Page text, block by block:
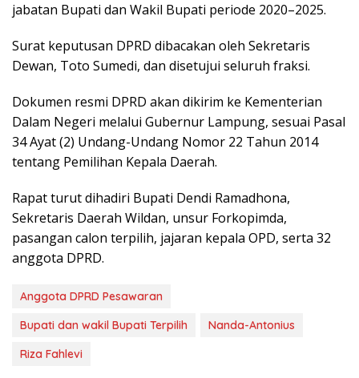
jabatan Bupati dan Wakil Bupati periode 2020–2025.
Surat keputusan DPRD dibacakan oleh Sekretaris
Dewan, Toto Sumedi, dan disetujui seluruh fraksi.
Dokumen resmi DPRD akan dikirim ke Kementerian
Dalam Negeri melalui Gubernur Lampung, sesuai Pasal
34 Ayat (2) Undang-Undang Nomor 22 Tahun 2014
tentang Pemilihan Kepala Daerah.
Rapat turut dihadiri Bupati Dendi Ramadhona,
Sekretaris Daerah Wildan, unsur Forkopimda,
pasangan calon terpilih, jajaran kepala OPD, serta 32
anggota DPRD.
Anggota DPRD Pesawaran
Bupati dan wakil Bupati Terpilih
Nanda-Antonius
Riza Fahlevi